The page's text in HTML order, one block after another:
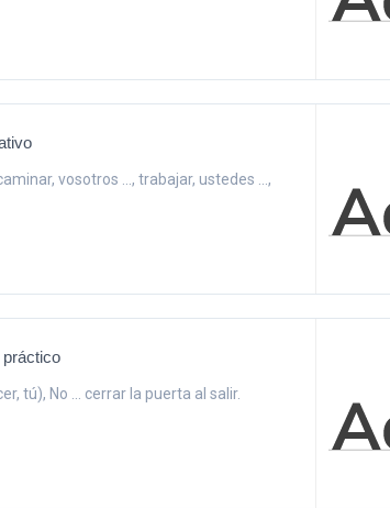
vosotros ..., trabajar, ustedes ...,
tú), No ... cerrar la puerta al salir.